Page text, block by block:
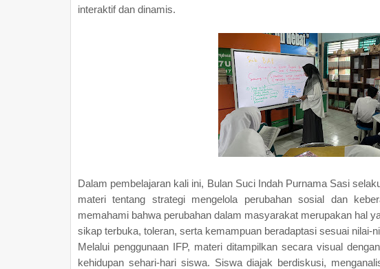
interaktif dan dinamis.
Dalam pembelajaran kali ini, Bulan Suci Indah Purnama Sasi
materi tentang strategi mengelola perubahan sosial dan
memahami bahwa perubahan dalam masyarakat merupakan hal
sikap terbuka, toleran, serta kemampuan beradaptasi sesuai nilai-
Melalui penggunaan IFP, materi ditampilkan secara visual
kehidupan sehari-hari siswa. Siswa diajak berdiskusi,